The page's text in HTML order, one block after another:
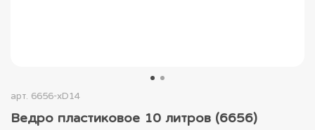
арт. 6656-xD14
Ведро пластиковое 10 литров (6656)